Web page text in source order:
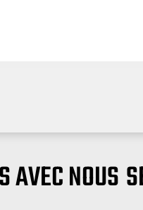
AVEC NOUS